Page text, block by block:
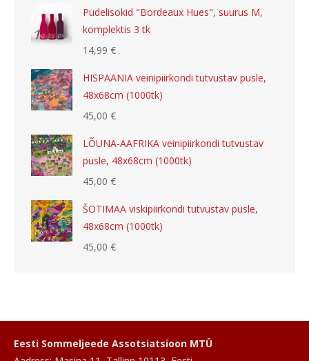
Pudelisokid "Bordeaux Hues", suurus M,
komplektis 3 tk
14,99 €
HISPAANIA veinipiirkondi tutvustav pusle,
48x68cm (1000tk)
45,00 €
LÕUNA-AAFRIKA veinipiirkondi tutvustav
pusle, 48x68cm (1000tk)
45,00 €
ŠOTIMAA viskipiirkondi tutvustav pusle,
48x68cm (1000tk)
45,00 €
Eesti Sommeljeede Assotsiatsioon MTÜ